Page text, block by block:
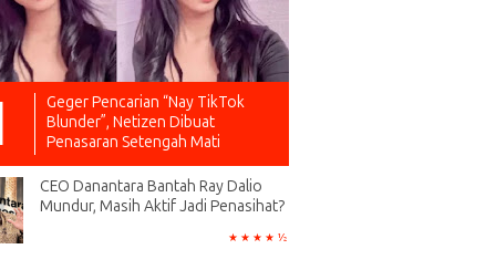
Geger Pencarian “Nay TikTok
Blunder”, Netizen Dibuat
Penasaran Setengah Mati
CEO Danantara Bantah Ray Dalio
Mundur, Masih Aktif Jadi Penasihat?